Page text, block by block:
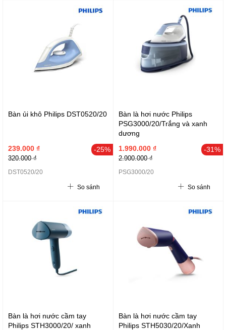
Bàn ủi khô Philips DST0520/20
-25%
239.000 ₫
320.000 ₫
DST0520/20
So sánh
Bàn là hơi nước Philips
PSG3000/20/Trắng và xanh
dương
-31%
1.990.000 ₫
2.900.000 ₫
PSG3000/20
So sánh
Bàn là hơi nước cầm tay
Philips STH3000/20/ xanh
Bàn là hơi nước cầm tay
Philips STH5030/20/Xanh